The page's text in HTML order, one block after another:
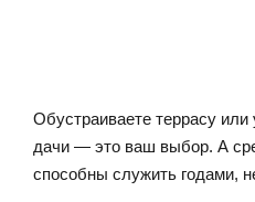
Обустраиваете террасу
дачи — это ваш выбор. А
способны служить годами,